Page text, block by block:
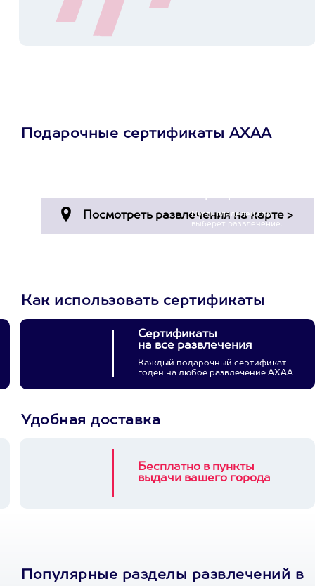
Подарочные сертификаты АХАА
Пусть владелец сам
выберет развлечение.
Как использовать сертификаты
Сертификаты
на все развлечения
Каждый подарочный сертификат
годен на любое развлечение АХАА
Удобная доставка
Бесплатно в пункты
выдачи вашего города
Популярные разделы развлечений в